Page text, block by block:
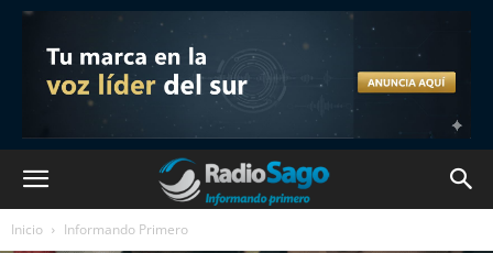
Inicio Informando Primero